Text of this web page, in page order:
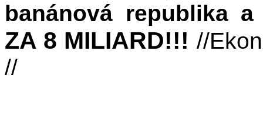
banánová republika
ZA 8 MILIARD!!! //
//